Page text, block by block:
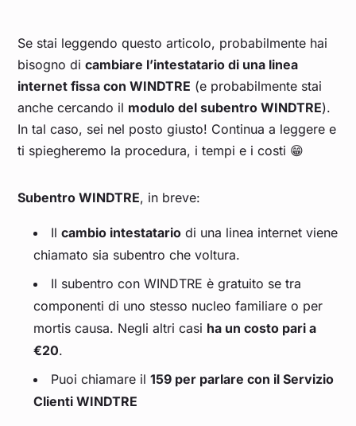
Se stai leggendo questo articolo, probabilmente hai
bisogno dicambiare l’intestatario di una linea
internet fissa con WINDTRE (e probabilmente stai
anche cercando il modulo del subentro WINDTRE).
In tal caso, sei nel posto giusto! Continua a leggere e
ti spiegheremo la procedura, i tempi e i costi 😁
Subentro WINDTRE, in breve:
Ilcambio intestatario di una linea internet viene
chiamato sia subentro che voltura.
Il subentro con WINDTRE è gratuito se tra
componenti di uno stesso nucleo familiare o per
mortis causa. Negli altri casi ha un costo pari a
€20.
Puoi chiamare il159 per parlare con il Servizio
Clienti WINDTRE